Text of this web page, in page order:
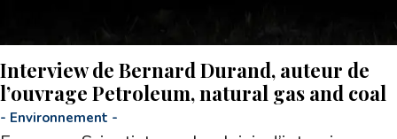
Interview de Bernard Durand, auteur de
l’ouvrage Petroleum, natural gas and coal
- Environnement -